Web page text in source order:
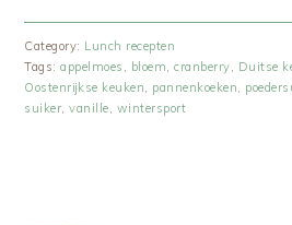
Category: Lunch recepten
Tags:appelmoes bloem ,cranberry Duitse
Oostenrijkse keuken
pannenkoeken
suiker ,vanille wintersport